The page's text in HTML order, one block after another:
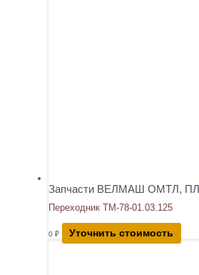
Запчасти ВЕЛМАШ ОМТЛ, ПЛ
Переходник ТМ-78-01.03.125
0 ₽ Уточнить стоимость